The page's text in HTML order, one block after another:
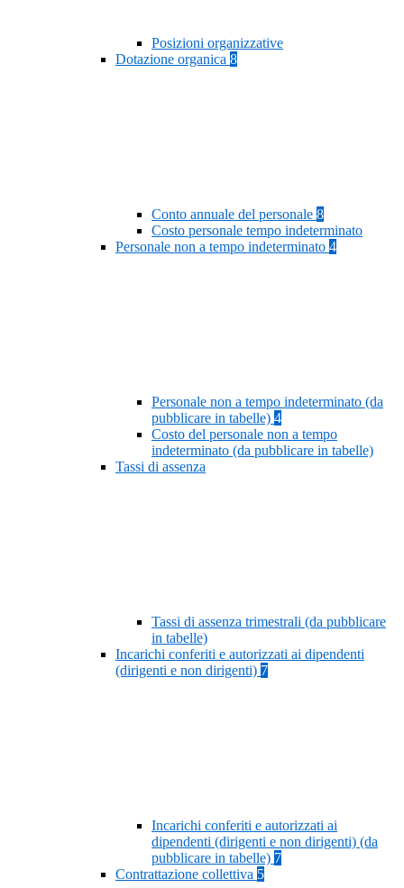
Posizioni organizzative
Dotazione organica 8
Conto annuale del personale 8
Costo personale tempo indeterminato
Personale non a tempo indeterminato 4
Personale non a tempo indeterminato (da
pubblicare in tabelle) 4
Costo del personale non a tempo
indeterminato (da pubblicare in tabelle)
Tassi di assenza
Tassi di assenza trimestrali (da pubblicare
in tabelle)
Incarichi conferiti e autorizzati ai dipendenti
(dirigenti e non dirigenti) 7
Incarichi conferiti e autorizzati ai
dipendenti (dirigenti e non dirigenti) (da
pubblicare in tabelle) 7
Contrattazione collettiva 5